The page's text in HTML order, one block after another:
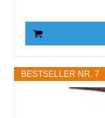
BESTSELLER NR. 7